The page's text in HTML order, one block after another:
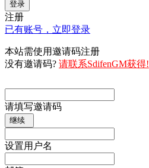
登录
注册
已有账号，立即登录
本站需使用邀请码注册
没有邀请码? 请联系SdifenGM获得!
请填写邀请码
继续
设置用户名